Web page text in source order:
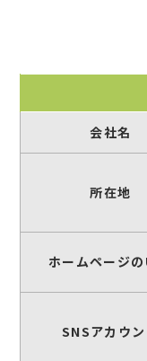
会社名
所在地
ホームページ
SNSアカウ